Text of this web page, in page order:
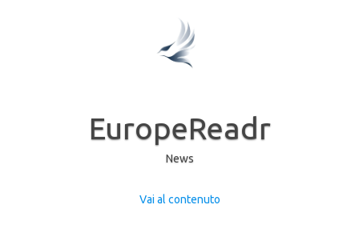
EuropeReadr
News
Vai al contenuto